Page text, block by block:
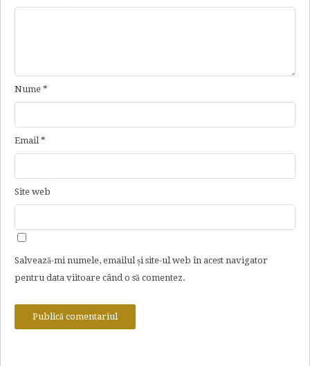
Nume *
Email *
Site web
Salvează-mi numele, emailul și site-ul web în acest navigator
pentru data viitoare când o să comentez.